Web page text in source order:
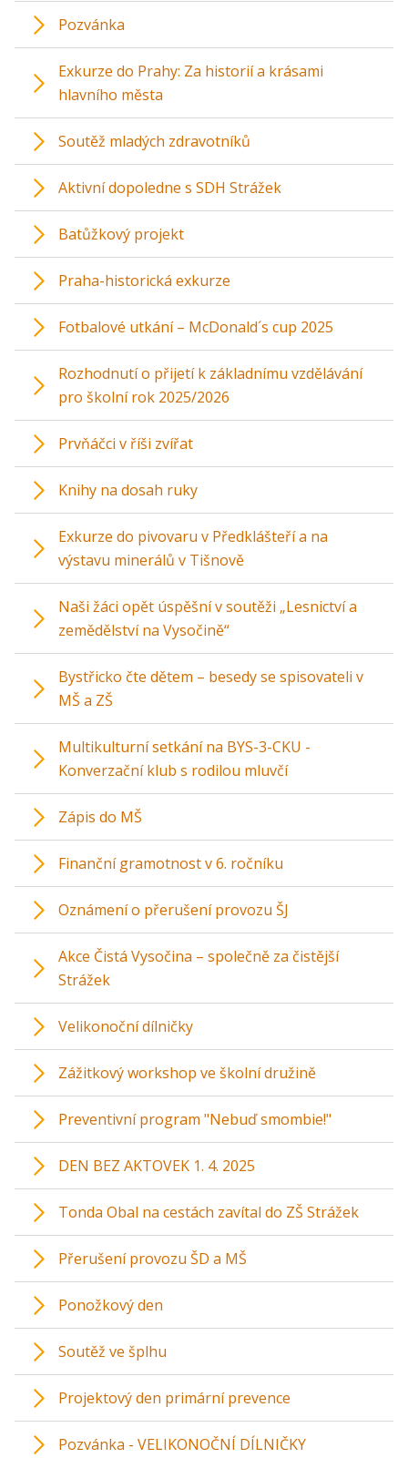
Pozvánka
Exkurze do Prahy: Za historií a krásami
hlavního města
Soutěž mladých zdravotníků
Aktivní dopoledne s SDH Strážek
Batůžkový projekt
Praha-historická exkurze
Fotbalové utkání – McDonald´s cup 2025
Rozhodnutí o přijetí k základnímu vzdělávání
pro školní rok 2025/2026
Prvňáčci v říši zvířat
Knihy na dosah ruky
Exkurze do pivovaru v Předklášteří a na
výstavu minerálů v Tišnově
Naši žáci opět úspěšní v soutěži „Lesnictví a
zemědělství na Vysočině“
Bystřicko čte dětem – besedy se spisovateli v
MŠ a ZŠ
Multikulturní setkání na BYS-3-CKU -
Konverzační klub s rodilou mluvčí
Zápis do MŠ
Finanční gramotnost v 6. ročníku
Oznámení o přerušení provozu ŠJ
Akce Čistá Vysočina – společně za čistější
Strážek
Velikonoční dílničky
Zážitkový workshop ve školní družině
Preventivní program "Nebuď smombie!"
DEN BEZ AKTOVEK 1. 4. 2025
Tonda Obal na cestách zavítal do ZŠ Strážek
Přerušení provozu ŠD a MŠ
Ponožkový den
Soutěž ve šplhu
Projektový den primární prevence
Pozvánka - VELIKONOČNÍ DÍLNIČKY